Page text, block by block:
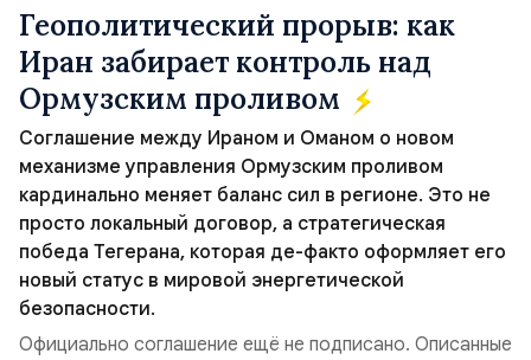
Геополитический прорыв: как
Иран забирает контроль над
Ормузским проливом
Соглашение между Ираном и Оманом о новом
механизме управления Ормузским проливом
кардинально меняет баланс сил в регионе. Это не
просто локальный договор, а стратегическая
победа Тегерана, которая де-факто оформляет его
новый статус в мировой энергетической
безопасности.
Официально соглашение ещё не подписано. Описанные